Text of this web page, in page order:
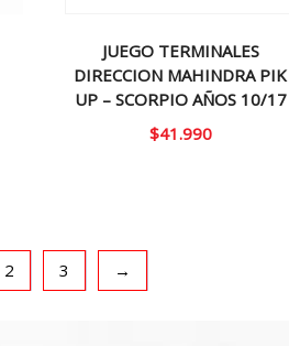
JUEGO TERMINALES
DIRECCION MAHINDRA PIK
UP – SCORPIO AÑOS 10/17
$41.990
2 3 →